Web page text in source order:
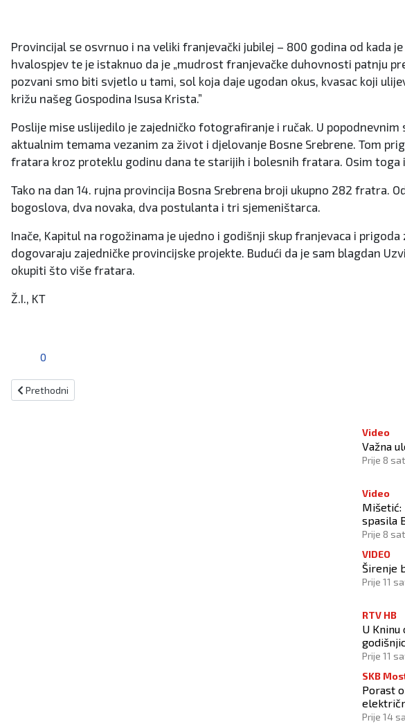
Provincijal se osvrnuo i na veliki franjevački jubilej – 800 godina od kada
hvalospjev te je istaknuo da je „mudrost franjevačke duhovnosti patnju
pozvani smo biti svjetlo u tami, sol koja daje ugodan okus, kvasac koji
križu našeg Gospodina Isusa Krista.”
Poslije mise uslijedilo je zajedničko fotografiranje i ručak. U
aktualnim temama vezanim za život i djelovanje Bosne Srebrene. Tom
fratara kroz proteklu godinu dana te starijih i bolesnih fratara. Osim
Tako na dan 14. rujna provincija Bosna Srebrena broji ukupno 282 fratra.
bogoslova, dva novaka, dva postulanta i tri sjemeništarca.
Inače, Kapitul na rogožinama je ujedno i godišnji skup franjevaca i
dogovaraju zajedničke provincijske projekte. Budući da je sam blagdan
okupiti što više fratara.
Ž.I., KT
0
Prethodni članak: Sveti Josip Kupertinski
Prethodni
Video
Važna
Prije 8
Video
Mišetić:
spasila
Daytona
Prije 8
VIDEO
Širenje
Prije 11
RTV HB
U Kninu
Prije 11
SKB
Porast
Prije 14